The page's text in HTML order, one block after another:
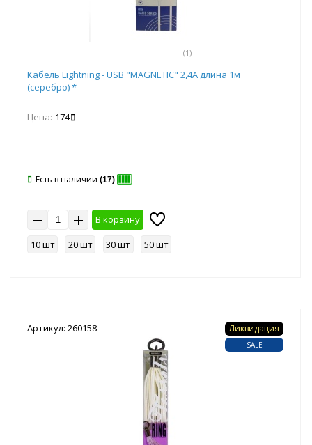
(1)
Кабель Lightning - USB "MAGNETIC" 2,4А длина 1м
(серебро) *
Цена: 174
Есть в наличии (17)
В корзину
10 шт
20 шт 30 шт 50 шт
Артикул: 260158 Ликвидация
SALE